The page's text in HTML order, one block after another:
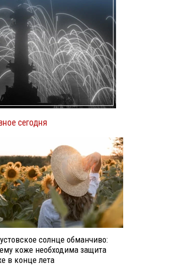
сегодня
солнце обманчиво:
коже необходима защита
в конце лета